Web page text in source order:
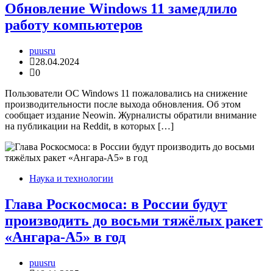
Обновление Windows 11 замедлило
работу компьютеров
puusru
28.04.2024
0
Пользователи ОС Windows 11 пожаловались на снижение
производительности после выхода обновления. Об этом
сообщает издание Neowin. Журналисты обратили внимание
на публикации на Reddit, в которых […]
Наука и технологии
Глава Роскосмоса: в России будут
производить до восьми тяжёлых ракет
«Ангара-А5» в год
puusru